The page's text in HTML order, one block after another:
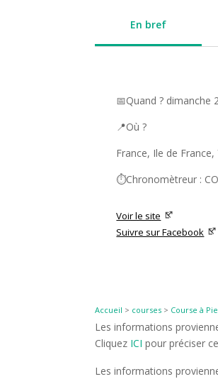
En bref
📅Quand ? dimanche
📍Où ?
France, Ile de France,
⏱️Chronomètreur :
Voir le site
Suivre sur Facebook
Accueil > courses > Course à
Les informations
Cliquez ICI pour préciser
Les informations